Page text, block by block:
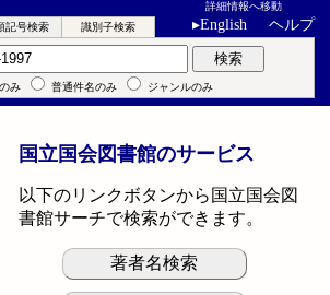
詳細情報へ移動
▸English ヘルプ
記号検索 識別子検索
検索
み 普通件名のみ ジャンルのみ
国立国会図書館のサービス
以下のリンクボタンから国立国会図
書館サーチで検索ができます。
著者名検索